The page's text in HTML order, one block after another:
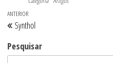
Navegação
de
Post
Post
anterior
ANTERIOR
Synthol
Pesquisar